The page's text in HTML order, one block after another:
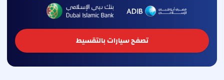
تصفح سيارات بالتقسيط